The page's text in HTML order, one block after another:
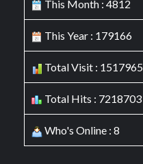
This Month : 4812
This Year : 179166
Total Visit : 1517965
Total Hits : 7218703
Who's Online : 8